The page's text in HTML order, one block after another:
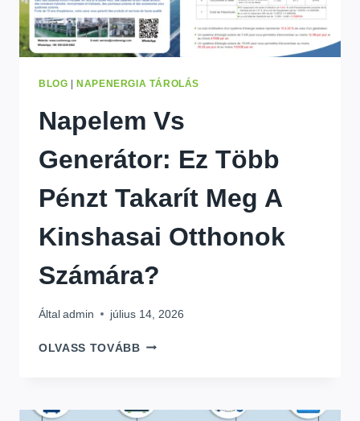
BLOG NAPENERGIA TÁROLÁS
Napelem Vs
Generátor: Ez Több
Pénzt Takarít Meg A
Kinshasai Otthonok
Számára?
Által admin július 14, 2026
OLVASS TOVÁBB NAPELEM
TÖBB